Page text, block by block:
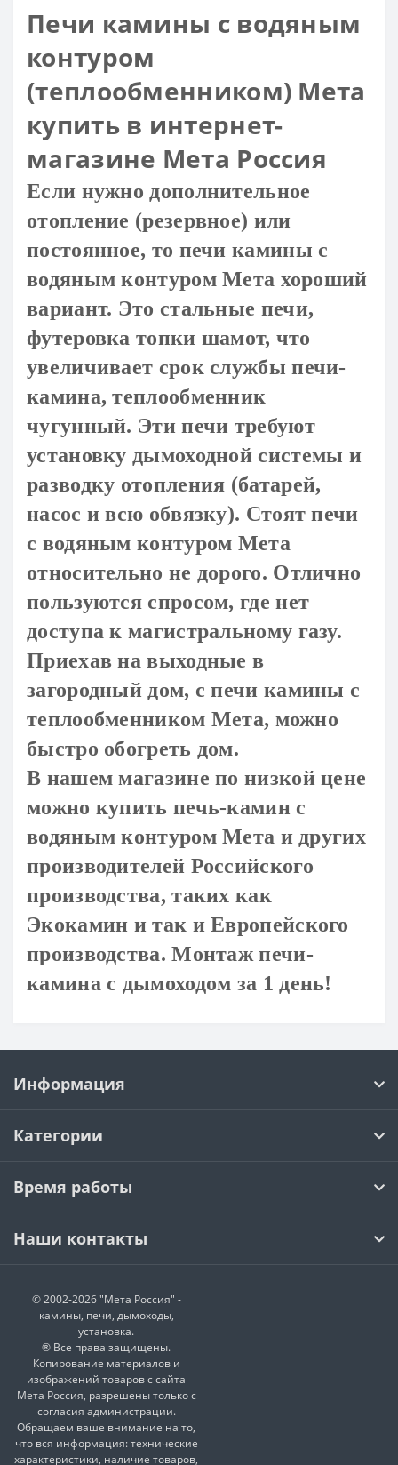
Печи камины с водяным
контуром
(теплообменником) Мета
купить в интернет-
магазине Мета Россия
Если нужно дополнительное
отопление (резервное) или
постоянное, то печи камины с
водяным контуром Мета хороший
вариант. Это стальные печи,
футеровка топки шамот, что
увеличивает срок службы печи-
камина, теплообменник
чугунный. Эти печи требуют
установку дымоходной системы и
разводку отопления (батарей,
насос и всю обвязку). Стоят печи
с водяным контуром Мета
относительно не дорого. Отлично
пользуются спросом, где нет
доступа к магистральному газу.
Приехав на выходные в
загородный дом, с печи камины с
теплообменником Мета, можно
быстро обогреть дом.
В нашем магазине по низкой цене
можно купить печь-камин с
водяным контуром Мета и других
производителей Российского
производства, таких как
Экокамин и так и Европейского
производства. Монтаж печи-
камина с дымоходом за 1 день!
Информация
Категории
Время работы
Наши контакты
© 2002-2026 "Мета Россия" -
камины, печи, дымоходы,
установка.
® Все права защищены.
Копирование материалов и
изображений товаров с сайта
Мета Россия, разрешены только с
согласия администрации.
Обращаем ваше внимание на то,
что вся информация: технические
характеристики, наличие товаров,